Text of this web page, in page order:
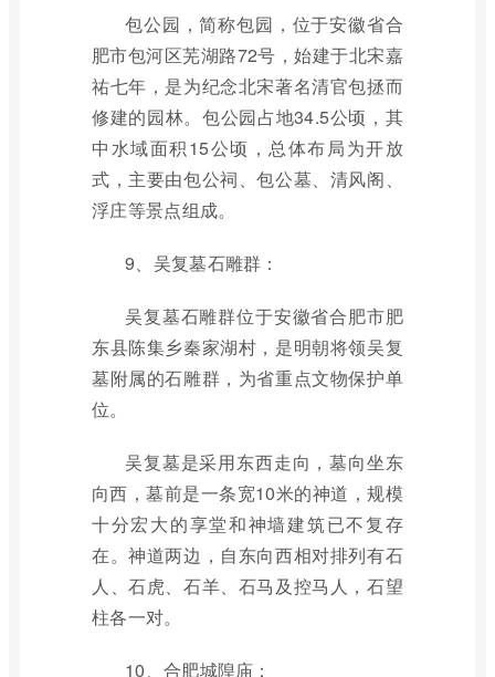
包公园，简称包园，位于安徽省合
肥市包河区芜湖路72号，始建于北宋嘉
祐七年，是为纪念北宋著名清官包拯而
修建的园林。包公园占地34.5公顷，其
中水域面积15公顷，总体布局为开放
式，主要由包公祠、包公墓、清风阁、
浮庄等景点组成。
9、吴复墓石雕群：
吴复墓石雕群位于安徽省合肥市肥
东县陈集乡秦家湖村，是明朝将领吴复
墓附属的石雕群，为省重点文物保护单
位。
吴复墓是采用东西走向，墓向坐东
向西，墓前是一条宽10米的神道，规模
十分宏大的享堂和神墙建筑已不复存
在。神道两边，自东向西相对排列有石
人、石虎、石羊、石马及控马人，石望
柱各一对。
10、合肥城隍庙：